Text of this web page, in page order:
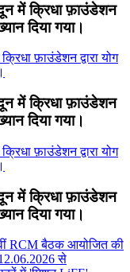
में क्रिधा फ़ाउंडेशन
दिया गया।
में क्रिधा फ़ाउंडेशन
दिया गया।
में क्रिधा फ़ाउंडेशन
दिया गया।